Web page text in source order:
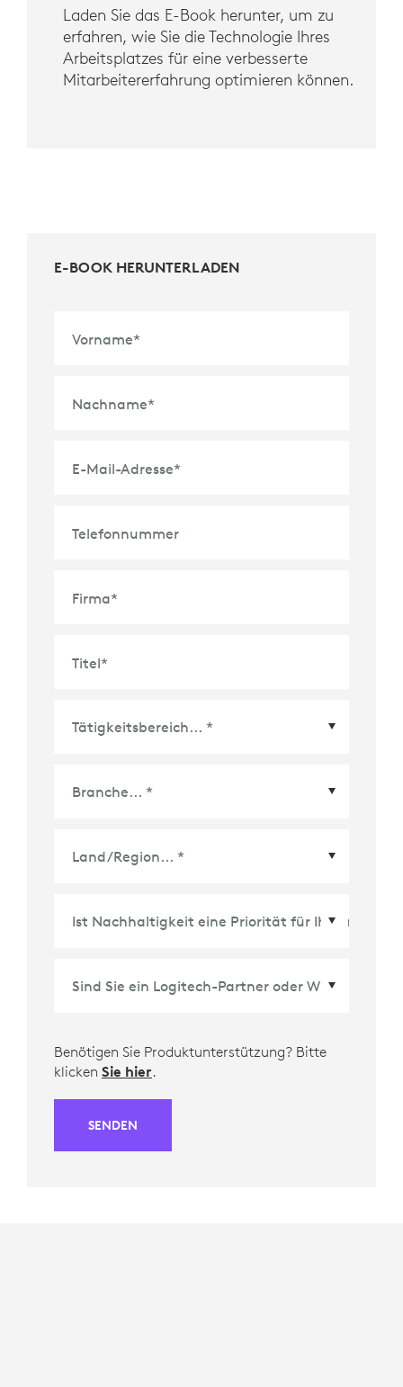
Laden Sie das E-Book herunter, um zu
erfahren, wie Sie die Technologie Ihres
Arbeitsplatzes für eine verbesserte
Mitarbeitererfahrung optimieren können.
E-BOOK HERUNTERLADEN
Vorname*
Nachname*
E-Mail-Adresse*
Telefonnummer
Firma*
Titel*
Benötigen Sie Produktunterstützung? Bitte
klicken Sie hier.
SENDEN